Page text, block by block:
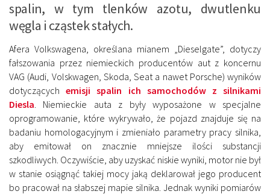
spalin, w tym tlenków azotu, dwutlenku
węgla i cząstek stałych.
Afera Volkswagena, określana mianem „Dieselgate”, dotyczy
fałszowania przez niemieckich producentów aut z koncernu
VAG (Audi, Volskwagen, Skoda, Seat a nawet Porsche) wyników
dotyczącychemisji spalin ich samochodów z silnikami
Diesla . Niemieckie auta z były wyposażone w specjalne
oprogramowanie, które wykrywało, że pojazd znajduje się na
badaniu homologacyjnym i zmieniało parametry pracy silnika,
aby emitował on znacznie mniejsze ilości substancji
szkodliwych. Oczywiście, aby uzyskać niskie wyniki, motor nie był
w stanie osiągnąć takiej mocy jaką deklarował jego producent
bo pracował na słabszej mapie silnika. Jednak wyniki pomiarów